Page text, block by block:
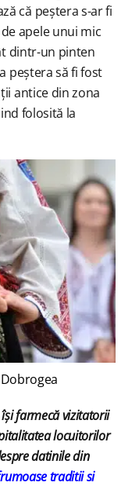
că peștera s-ar fi
apele unui mic
dintr-un pinten
peștera să fi fost
antice din zona
folosită la
farmecă vizitatorii
locuitorilor
datinile din
traditii si